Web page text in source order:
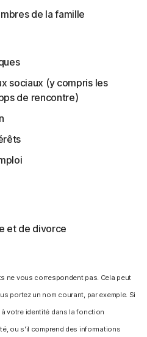
de la famille
sociaux (y compris les
de rencontre)
et de divorce
ne vous correspondent pas. Cela peut
portez un nom courant, par exemple. Si
votre identité dans la fonction
ou s'il comprend des informations